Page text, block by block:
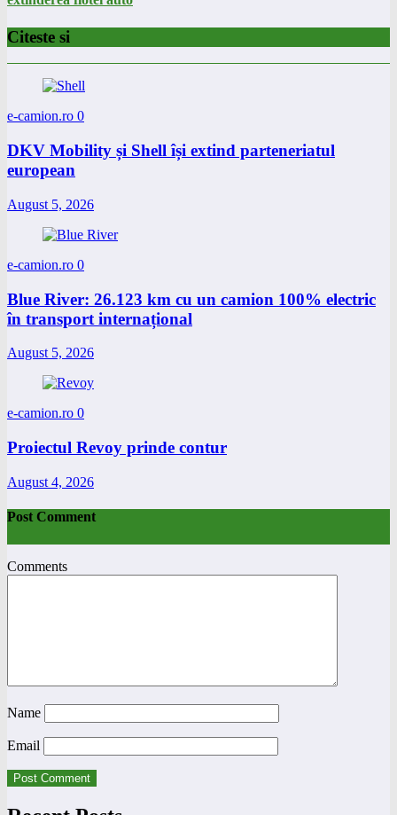
Citeste si
e-camion.ro 0
DKV Mobility și Shell își extind parteneriatul
european
August 5, 2026
e-camion.ro 0
Blue River: 26.123 km cu un camion 100% electric
în transport internațional
August 5, 2026
e-camion.ro 0
Proiectul Revoy prinde contur
August 4, 2026
Post Comment
Comments
Name
Email